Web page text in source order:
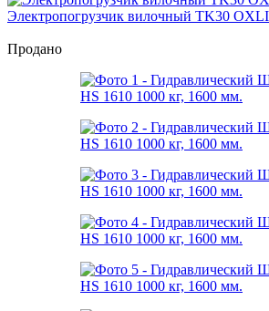
Электропогрузчик вилочный TK30
Продано